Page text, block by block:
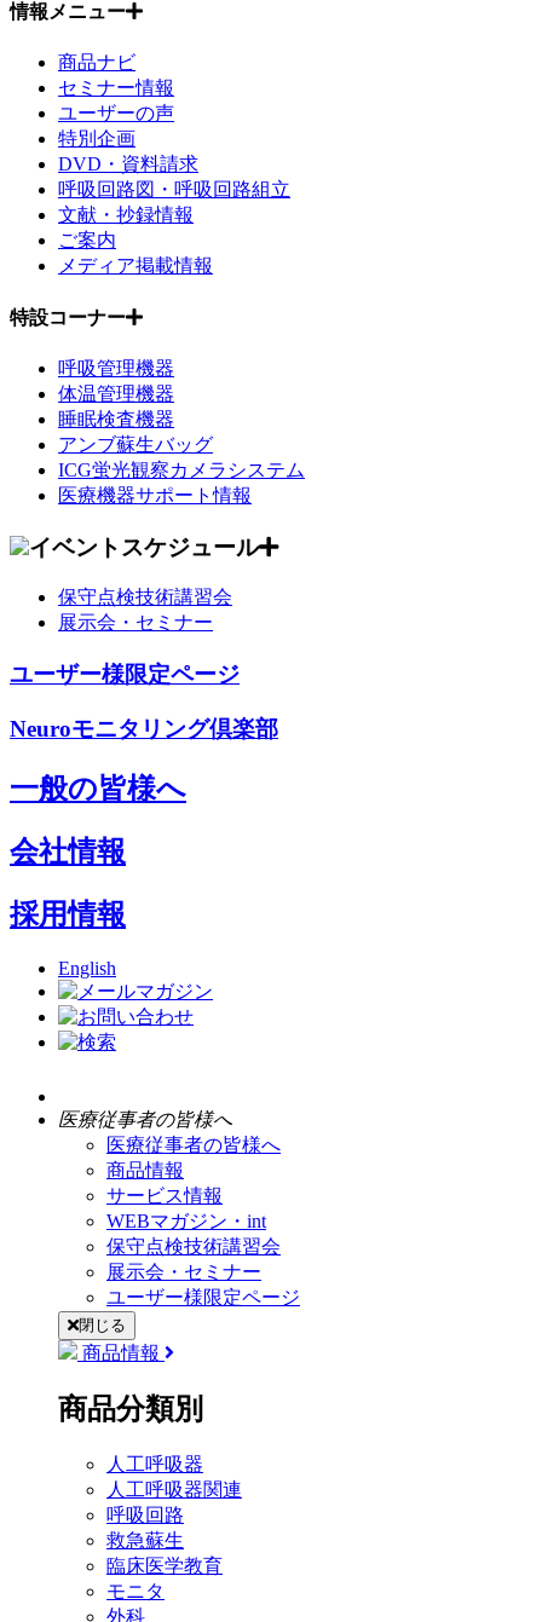
情報メニュー
商品ナビ
セミナー情報
ユーザーの声
特別企画
DVD・資料請求
呼吸回路図・呼吸回路組立
文献・抄録情報
ご案内
メディア掲載情報
特設コーナー
呼吸管理機器
体温管理機器
睡眠検査機器
アンブ蘇生バッグ
ICG蛍光観察カメラシステム
医療機器サポート情報
イベントスケジュール
保守点検技術講習会
展示会・セミナー
ユーザー様限定ページ
Neuroモニタリング倶楽部
一般の皆様へ
会社情報
採用情報
English
医療従事者の皆様へ
医療従事者の皆様へ
商品情報
サービス情報
WEBマガジン・int
保守点検技術講習会
展示会・セミナー
ユーザー様限定ページ
閉じる
商品情報
商品分類別
人工呼吸器
人工呼吸器関連
呼吸回路
救急蘇生
臨床医学教育
モニタ
外科